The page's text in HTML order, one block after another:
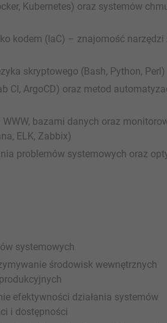
Kubernetes) oraz systemów
kodem (IaC) – znajomość narzędzi
skryptowego (Bash, Python, Perl)
CI, ArgoCD) oraz metod
bazami danych oraz
ELK, Zabbix)
problemów systemowych oraz
systemowych
środowisk wewnętrznych
efektywności działania systemów
i dostępności